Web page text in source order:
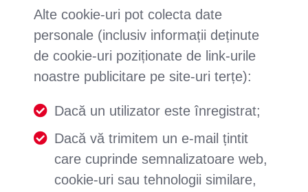
Alte cookie-uri pot colecta date
personale (inclusiv informații deținute
de cookie-uri poziționate de link-urile
noastre publicitare pe site-uri terțe):
Dacă un utilizator este înregistrat;
Dacă vă trimitem un e-mail țintit
care cuprinde semnalizatoare web,
cookie-uri sau tehnologii similare,